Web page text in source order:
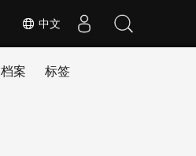
中文
档案 标签